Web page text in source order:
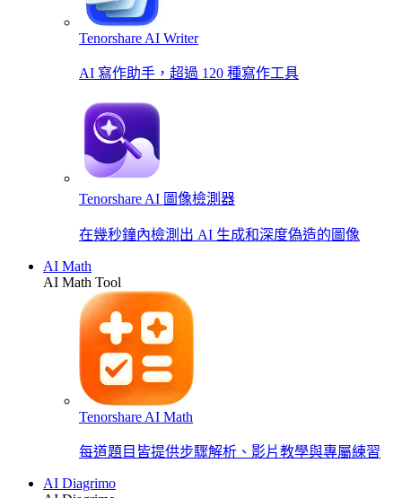
Tenorshare AI Writer
AI 寫作助手，超過 120 種寫作工具
Tenorshare AI 圖像檢測器
在幾秒鐘內檢測出 AI 生成和深度偽造的圖像
AI Math
AI Math Tool
Tenorshare AI Math
每道題目皆提供步驟解析、影片教學與專屬練習
AI Diagrimo